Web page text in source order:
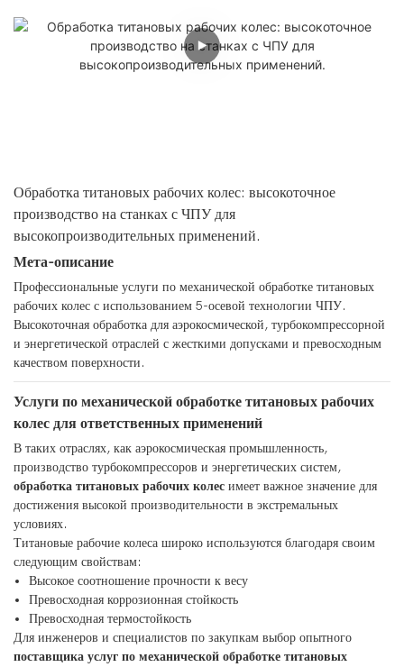
Обработка титановых рабочих колес: высокоточное
производство на станках с ЧПУ для
высокопроизводительных применений.
Мета-описание
Профессиональные услуги по механической обработке титановых
рабочих колес с использованием 5-осевой технологии ЧПУ.
Высокоточная обработка для аэрокосмической, турбокомпрессорной
и энергетической отраслей с жесткими допусками и превосходным
качеством поверхности.
Услуги по механической обработке титановых рабочих
колес для ответственных применений
В таких отраслях, как аэрокосмическая промышленность,
производство турбокомпрессоров и энергетических систем,
обработка титановых рабочих колес имеет важное значение для
достижения высокой производительности в экстремальных
условиях.
Титановые рабочие колеса широко используются благодаря своим
следующим свойствам:
Высокое соотношение прочности к весу
Превосходная коррозионная стойкость
Превосходная термостойкость
Для инженеров и специалистов по закупкам выбор опытного
поставщика услуг по механической обработке титановых